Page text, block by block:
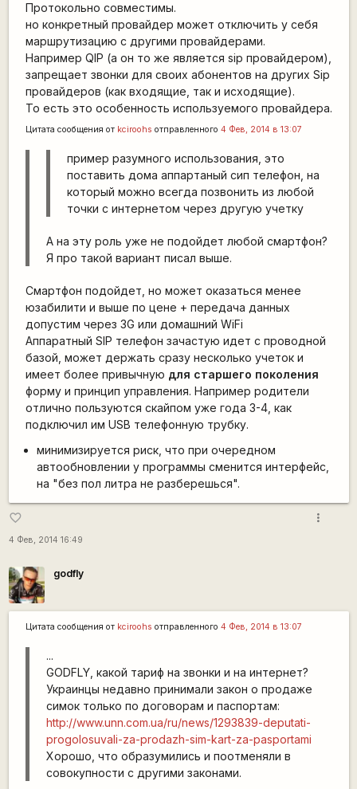
Протокольно совместимы.
но конкретный провайдер может отключить у себя
маршрутизацию с другими провайдерами.
Например QIP (а он то же является sip провайдером),
запрещает звонки для своих абонентов на других Sip
провайдеров (как входящие, так и исходящие).
То есть это особенность используемого провайдера.
Цитата сообщения от kciroohs отправленного 4 Фев, 2014 в 13:07
пример разумного использования, это
поставить дома аппартаный сип телефон, на
который можно всегда позвонить из любой
точки с интернетом через другую учетку
А на эту роль уже не подойдет любой смартфон?
Я про такой вариант писал выше.
Смартфон подойдет, но может оказаться менее
юзабилити и выше по цене + передача данных
допустим через 3G или домашний WiFi
Аппаратный SIP телефон зачастую идет с проводной
базой, может держать сразу несколько учеток и
имеет более привычную для старшего поколения
форму и принцип управления. Например родители
отлично пользуются скайпом уже года 3-4, как
подключил им USB телефонную трубку.
минимизируется риск, что при очередном
автообновлении у программы сменится интерфейс,
на "без пол литра не разберешься".
favorite_border
4 Фев, 2014 16:49
more_vert
godfly
Цитата сообщения от kciroohs отправленного 4 Фев, 2014 в 13:07
...
GODFLY, какой тариф на звонки и на интернет?
Украинцы недавно принимали закон о продаже
симок только по договорам и паспортам:
http://www.unn.com.ua/ru/news/1293839-deputati-
progolosuvali-za-prodazh-sim-kart-za-pasportami
Хорошо, что образумились и поотменяли в
совокупности с другими законами.